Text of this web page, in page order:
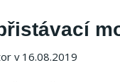
v 16.08.2019